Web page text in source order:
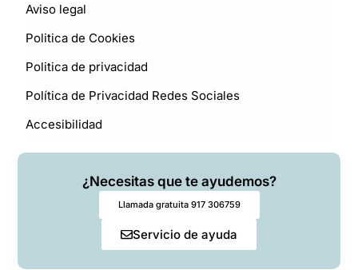
Aviso legal
Politica de Cookies
Politica de privacidad
Política de Privacidad Redes Sociales
Accesibilidad
¿Necesitas que te ayudemos?
Llamada gratuita 917 306759
Servicio de ayuda